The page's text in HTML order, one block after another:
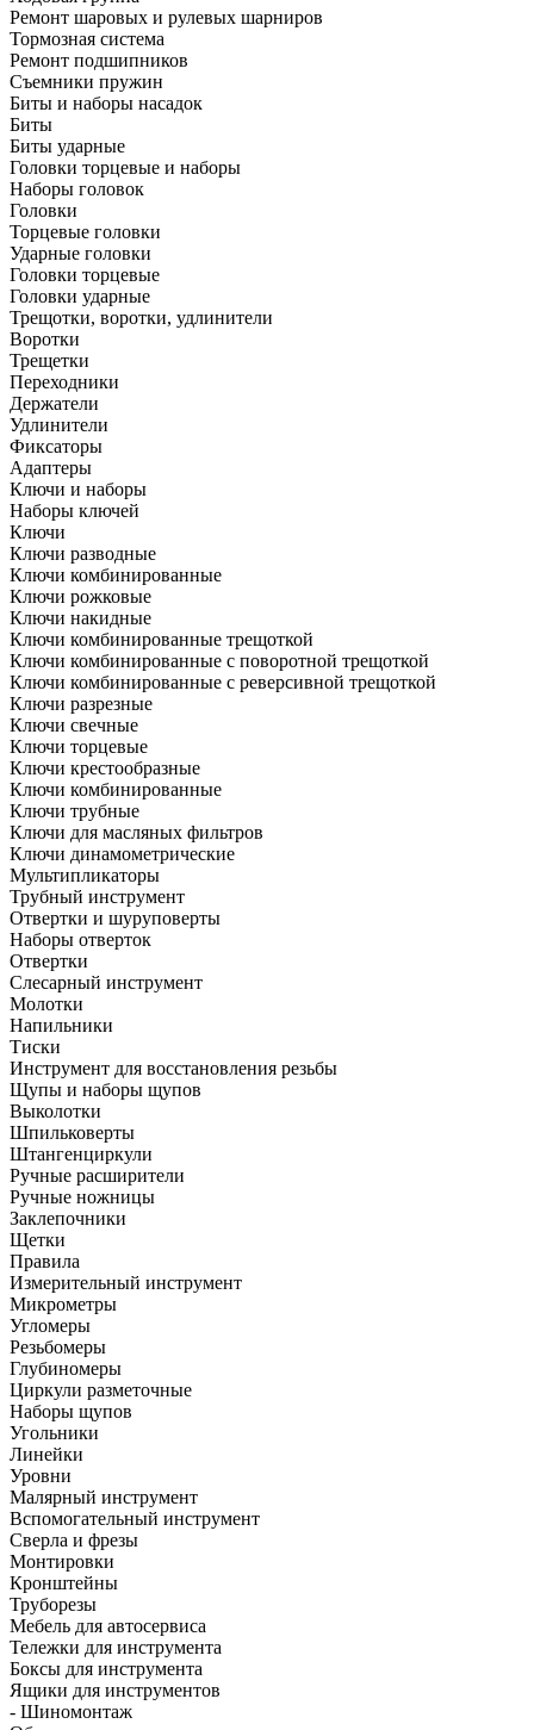
Ремонт шаровых и рулевых шарниров
Тормозная система
Ремонт подшипников
Съемники пружин
Биты и наборы насадок
Биты
Биты ударные
Головки торцевые и наборы
Наборы головок
Головки
Торцевые головки
Ударные головки
Головки торцевые
Головки ударные
Трещотки, воротки, удлинители
Воротки
Трещетки
Переходники
Держатели
Удлинители
Фиксаторы
Адаптеры
Ключи и наборы
Наборы ключей
Ключи
Ключи разводные
Ключи комбинированные
Ключи рожковые
Ключи накидные
Ключи комбинированные трещоткой
Ключи комбинированные с поворотной трещоткой
Ключи комбинированные с реверсивной трещоткой
Ключи разрезные
Ключи свечные
Ключи торцевые
Ключи крестообразные
Ключи комбинированные
Ключи трубные
Ключи для масляных фильтров
Ключи динамометрические
Мультипликаторы
Трубный инструмент
Отвертки и шуруповерты
Наборы отверток
Отвертки
Слесарный инструмент
Молотки
Напильники
Тиски
Инструмент для восстановления резьбы
Щупы и наборы щупов
Выколотки
Шпильковерты
Штангенциркули
Ручные расширители
Ручные ножницы
Заклепочники
Щетки
Правила
Измерительный инструмент
Микрометры
Угломеры
Резьбомеры
Глубиномеры
Циркули разметочные
Наборы щупов
Угольники
Линейки
Уровни
Малярный инструмент
Вспомогательный инструмент
Сверла и фрезы
Монтировки
Кронштейны
Труборезы
Мебель для автосервиса
Тележки для инструмента
Боксы для инструмента
Ящики для инструментов
- Шиномонтаж